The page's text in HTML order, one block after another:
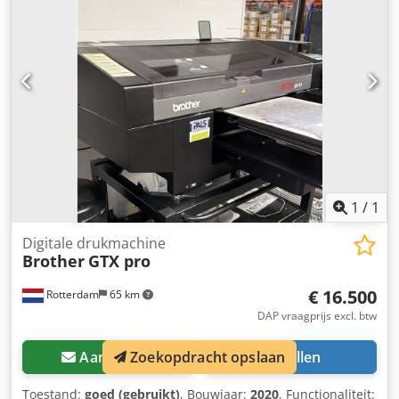
vertonen. Het apparaat is getest op werking Een testprint
is zichtbaar op de foto Verpakking en verzending: U bent
van harte welkom om het apparaat tijdens onze
openingstijden te komen bezichtigen. Maak hiervoor
alstublieft een afspraak! Zeewaardige verpakking en
wereldwijde verzending op aanvraag mogelijk! Voor
verzending of afhaling wordt er voor u een
functioneringstest op video vastgelegd. Dksdpfx Aoy R
Nmhjb Sjr Voor meer informatie kunt u uiteraard ook
persoonlijk contact met ons opnemen.
1 / 1
Rotterdam 65 km
Digitale drukmachine
Brother GTX pro
€ 16.500
DAP vraagprijs excl. btw
Aanvragen Bellen
Toestand: goed (gebruikt), Bouwjaar: 2020, Functionaliteit:
Zoekopdracht opslaan